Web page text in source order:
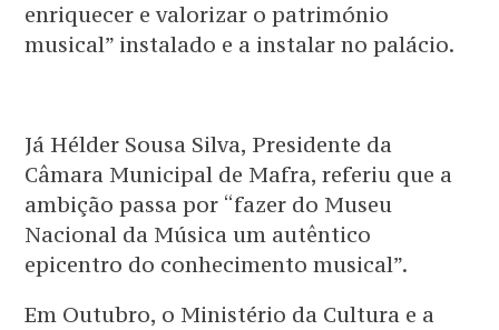
enriquecer e valorizar o património
musical” instalado e a instalar no palácio.
Já Hélder Sousa Silva, Presidente da
Câmara Municipal de Mafra, referiu que a
ambição passa por “fazer do Museu
Nacional da Música um autêntico
epicentro do conhecimento musical”.
Em Outubro, o Ministério da Cultura e a